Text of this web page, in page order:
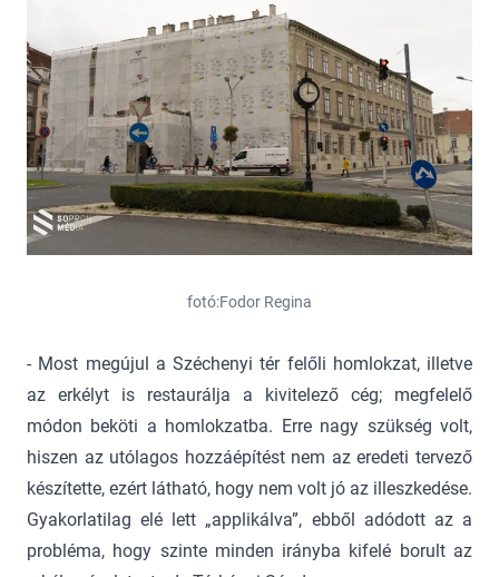
fotó:Fodor Regina
- Most megújul a Széchenyi tér felőli homlokzat, illetve
az erkélyt is restaurálja a kivitelező cég; megfelelő
módon beköti a homlokzatba. Erre nagy szükség volt,
hiszen az utólagos hozzáépítést nem az eredeti tervező
készítette, ezért látható, hogy nem volt jó az illeszkedése.
Gyakorlatilag elé lett „applikálva”, ebből adódott az a
probléma, hogy szinte minden irányba kifelé borult az